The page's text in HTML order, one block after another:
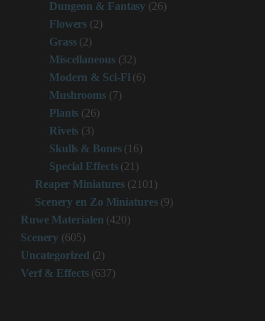
Dungeon & Fantasy (26)
Flowers (2)
Grass (2)
Miscellaneous (32)
Modern & Sci-Fi (6)
Mushrooms (7)
Plants (26)
Rivets (3)
Skulls & Bones (16)
Special Effects (21)
Reaper Miniatures (2101)
Scenery en Zo Miniatures (9)
Ruwe Materialen (420)
Scenery (605)
Uncategorized (2)
Verf & Effects (637)